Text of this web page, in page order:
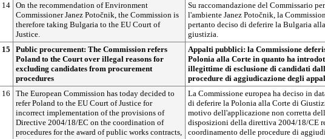
14 On the recommendation of Environment
Commissioner Janez Potočnik, the Commission is
therefore taking Bulgaria to the EU Court of
Justice.
Su raccomandazione del Commissario per
l'ambiente Janez Potočnik, la
pertanto deciso di deferire la Bulgaria
giustizia.
15
Public procurement: The Commission refers
Poland to the Court over illegal reasons for
excluding candidates from procurement
procedures
Appalti pubblici: la Commissione
Polonia alla Corte in quanto ha
illegittime di esclusione di candidati
procedure di aggiudicazione degli
16
The European Commission has today decided to
refer Poland to the EU Court of Justice for
incorrect implementation of the provisions of
Directive 2004/18/EC on the coordination of
procedures for the award of public works contracts,
La Commissione europea ha deciso in
di deferire la Polonia alla Corte di
motivo dell'applicazione non corretta
disposizioni della direttiva 2004/18/CE
coordinamento delle procedure di